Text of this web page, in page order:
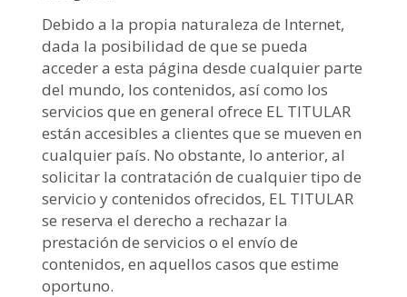
Debido a la propia naturaleza de Internet,
dada la posibilidad de que se pueda
acceder a esta página desde cualquier parte
del mundo, los contenidos, así como los
servicios que en general ofrece EL TITULAR
están accesibles a clientes que se mueven en
cualquier país. No obstante, lo anterior, al
solicitar la contratación de cualquier tipo de
servicio y contenidos ofrecidos, EL TITULAR
se reserva el derecho a rechazar la
prestación de servicios o el envío de
contenidos, en aquellos casos que estime
oportuno.